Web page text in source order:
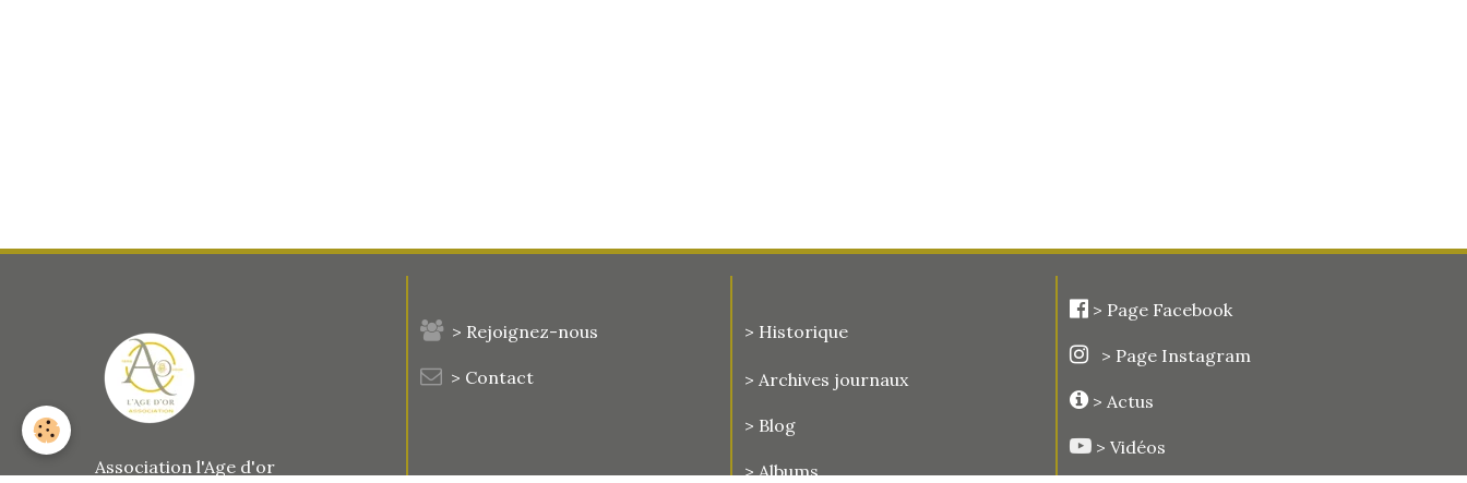
Association l'Age d'or
> Rejoignez-nous
> Contact
> Historique
> Archives journaux
> Blog
> Albums
> Page Facebook
> Page Instagram
> Actus
> Vidéos